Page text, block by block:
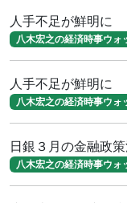
人手不足が鮮明に
八木宏之の経済時事ウォ
人手不足が鮮明に
八木宏之の経済時事ウォ
日銀３月の金融政
八木宏之の経済時事ウォ